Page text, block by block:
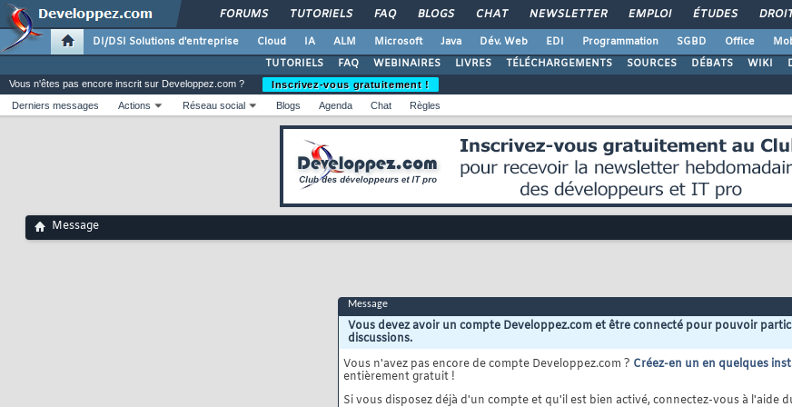
FORUMS TUTORIELS FAQ BLOGS CHAT NEWSLETTER EMPLOI ÉTUDES
DI/DSI Solutions d'entreprise Cloud IA ALM Microsoft Java Dév. Web EDI Programmation SGBD Office
TUTORIELS
FAQ WEBINAIRES LIVRES TÉLÉCHARGEMENTS SOURCES DÉBATS WIKI
Vous n'êtes pas encore inscrit sur Developpez.com ?
Inscrivez-vous gratuitement !
Derniers messages
Actions Réseau social Blogs Agenda Chat Règles
Message
Message
Vous devez avoir un compte Developpez.com et être connecté pour pouvoir
discussions.
Vous n'avez pas encore de compte Developpez.com ? Créez-en un en quelques
entièrement gratuit !
Si vous disposez déjà d'un compte et qu'il est bien activé, connectez-vous à l'aide